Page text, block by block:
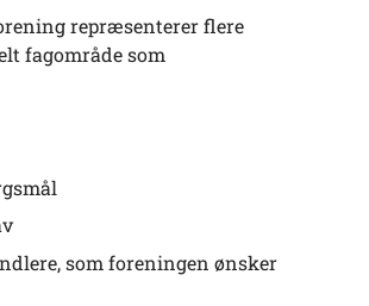
repræsenterer flere
fagområde som
som foreningen ønsker